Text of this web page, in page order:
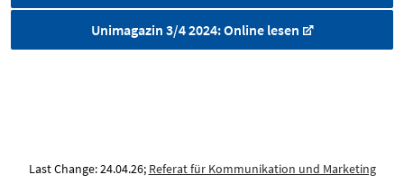
Unimagazin 3/4 2024: Online lesen
Last Change: 24.04.26; Referat für Kommunikation und Marketing